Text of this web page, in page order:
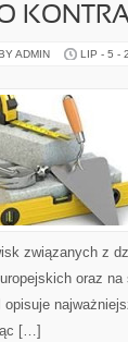
ADMIN LIP - 5 -
związanych z
oraz
opisuje
[…]